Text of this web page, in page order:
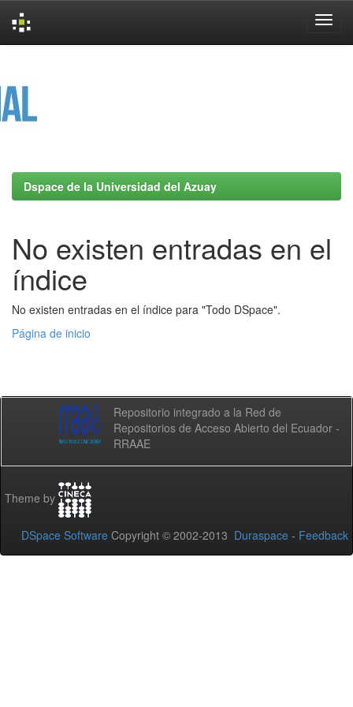
Dspace de la Universidad del Azuay
No existen entradas en el
índice
No existen entradas en el índice para "Todo DSpace".
Página de inicio
Repositorio integrado a la Red de
Repositorios de Acceso Abierto del Ecuador -
RRAAE
Theme by
DSpace Software Copyright © 2002-2013 Duraspace - Feedback